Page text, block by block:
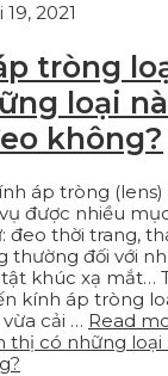
2021
tròng
loại
không?
áp tròng (lens)
được nhiều
đeo thời trang,
thường đối với
khúc xạ mắt…
kính áp tròng
vừa cải … Read
thị có những loại